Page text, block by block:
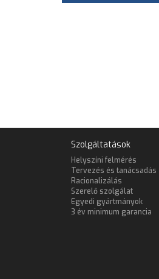
Szolgáltatások
Helyszíni felmérés
Tervezés és tanácsadás
Racionalizálás
Szerelő szolgálat
Egyedi gyártmányok
3 év minimum garancia